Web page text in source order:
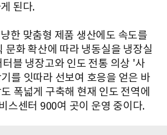
된다.
한 맞춤형 제품 생산에도 속도를
문화 확산에 따라 냉동실을 냉장실
블 냉장고와 인도 전통 의상 '사
를 잇따라 선보여 호응을 얻은 바
폭넓게 구축해 현재 인도 전역에
스센터 900여 곳이 운영 중이다.